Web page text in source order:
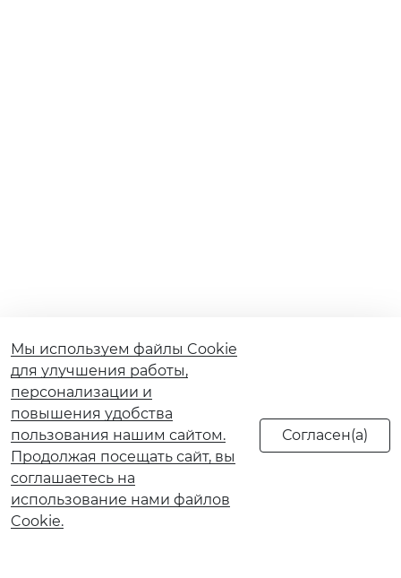
Мы используем файлы Cookie
для улучшения работы,
персонализации и
повышения удобства
пользования нашим сайтом.
Продолжая посещать сайт, вы
соглашаетесь на
использование нами файлов
Cookie.